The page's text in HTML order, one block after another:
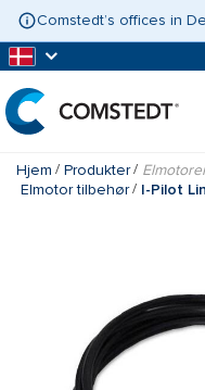
Hjem Produkter
Elmotor tilbehør
I-Pilot